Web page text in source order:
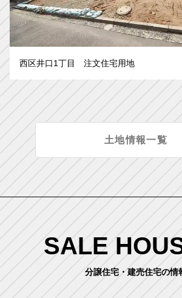
西区井口1丁目 注文住宅用地
土地情報一覧
SALE
分譲住宅・建売住宅の情